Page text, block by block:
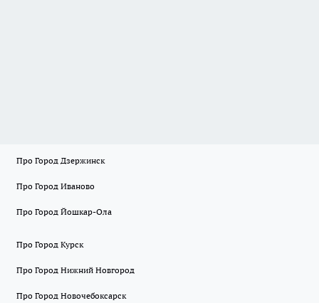
Про Город Дзержинск
Про Город Иваново
Про Город Йошкар-Ола
Про Город Курск
Про Город Нижний Новгород
Про Город Новочебоксарск